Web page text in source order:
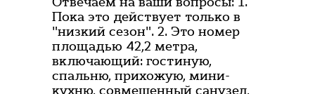
Пока это действует только в
"низкий сезон". 2. Это номер
площадью 42,2 метра,
включающий: гостиную,
спальню, прихожую, мини-
кухню, совмещенный санузел,